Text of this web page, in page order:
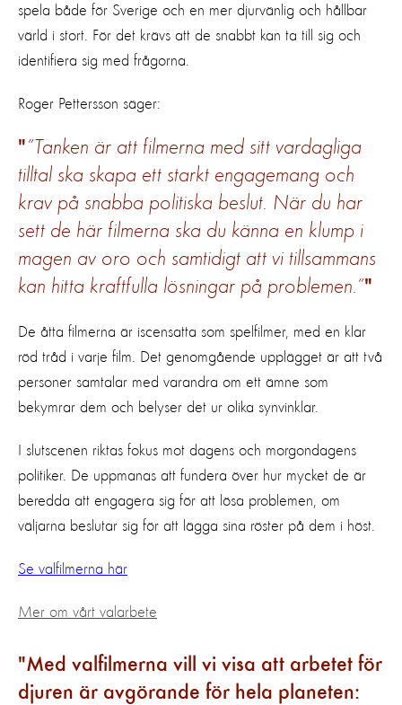
spela både för Sverige och en mer djurvänlig och hållbar
värld i stort. För det krävs att de snabbt kan ta till sig och
identifiera sig med frågorna.
Roger Pettersson säger:
”Tanken är att filmerna med sitt vardagliga
tilltal ska skapa ett starkt engagemang och
krav på snabba politiska beslut. När du har
sett de här filmerna ska du känna en klump i
magen av oro och samtidigt att vi tillsammans
kan hitta kraftfulla lösningar på problemen.”
De åtta filmerna är iscensatta som spelfilmer, med en klar
röd tråd i varje film. Det genomgående upplägget är att två
personer samtalar med varandra om ett ämne som
bekymrar dem och belyser det ur olika synvinklar.
I slutscenen riktas fokus mot dagens och morgondagens
politiker. De uppmanas att fundera över hur mycket de är
beredda att engagera sig för att lösa problemen, om
väljarna beslutar sig för att lägga sina röster på dem i höst.
Se valfilmerna här
Mer om vårt valarbete
Med valfilmerna vill vi visa att arbetet för
djuren är avgörande för hela planeten: